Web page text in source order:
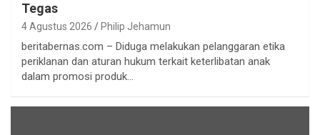
Tegas
4 Agustus 2026 Philip Jehamun
beritabernas.com – Diduga melakukan pelanggaran etika
periklanan dan aturan hukum terkait keterlibatan anak
dalam promosi produk…